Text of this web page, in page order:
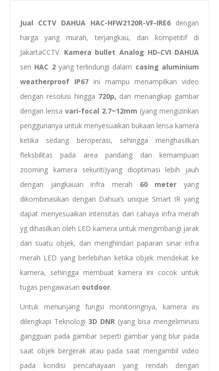
Jual CCTV DAHUA HAC-HFW2120R-VF-IRE6 dengan
harga yang murah, terjangkau, dan kompetitif di
JakartaCCTV. Kamera bullet Analog HD-CVI DAHUA
seri HAC 2 yang terlindungi dalam casing aluminium
weatherproof IP67 ini mampu menampilkan video
dengan resolusi hingga 720p, dan menangkap gambar
dengan lensa vari-focal 2.7~12mm (yang mengizinkan
penggunanya untuk menyesuaikan bukaan lensa kamera
ketika sedang beroperasi, sehingga menghasilkan
fleksbilitas pada area pandang dan kemampuan
zooming kamera sekuriti)yang dioptimasi lebih jauh
dengan jangkauan infra merah 60 meter yang
dikombinasikan dengan Dahua’s unique Smart IR yang
dapat menyesuaikan intensitas dari cahaya infra merah
yg dihasilkan oleh LED kamera untuk mengimbangi jarak
dari suatu objek, dan menghindari paparan sinar infra
merah LED yang berlebihan ketika objek mendekat ke
kamera, sehingga membuat kamera ini cocok untuk
tugas pengawasan outdoor.
Untuk menunjang fungsi monitoringnya, kamera ini
dilengkapi Teknologi 3D DNR (yang bisa mengeliminasi
gangguan pada gambar seperti gambar yang blur pada
saat objek bergerak atau pada saat mengambil video
pada kondisi pencahayaan yang rendah dengan